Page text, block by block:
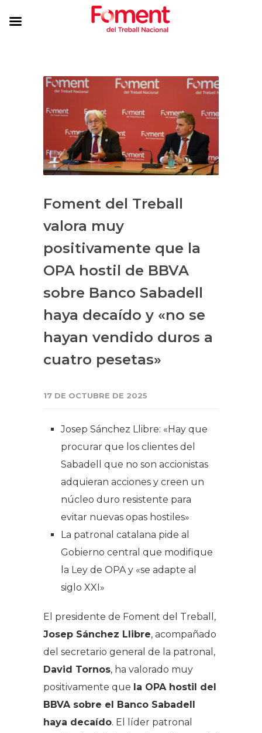
Foment del Treball
valora muy
positivamente que la
OPA hostil de BBVA
sobre Banco Sabadell
haya decaído y «no se
hayan vendido duros a
cuatro pesetas»
17 DE OCTUBRE DE 2025
Josep Sánchez Llibre: «Hay que
procurar que los clientes del
Sabadell que no son accionistas
adquieran acciones y creen un
núcleo duro resistente para
evitar nuevas opas hostiles»
La patronal catalana pide al
Gobierno central que modifique
la Ley de OPA y «se adapte al
siglo XXI»
El presidente de Foment del Treball,
Josep Sánchez Llibre, acompañado
del secretario general de la patronal,
David Tornos, ha valorado muy
positivamente que la OPA hostil del
BBVA sobre el Banco Sabadell
haya decaído. El líder patronal